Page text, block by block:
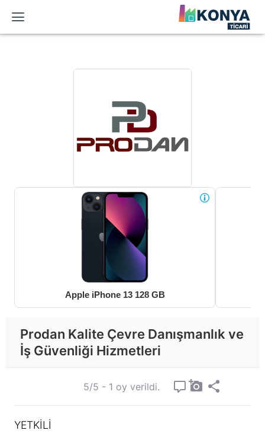
Apple iPhone 13 128 GB
Prodan Kalite Çevre Danışmanlık ve
İş Güvenliği Hizmetleri
5/5 - 1 oy verildi.
YETKİLİ